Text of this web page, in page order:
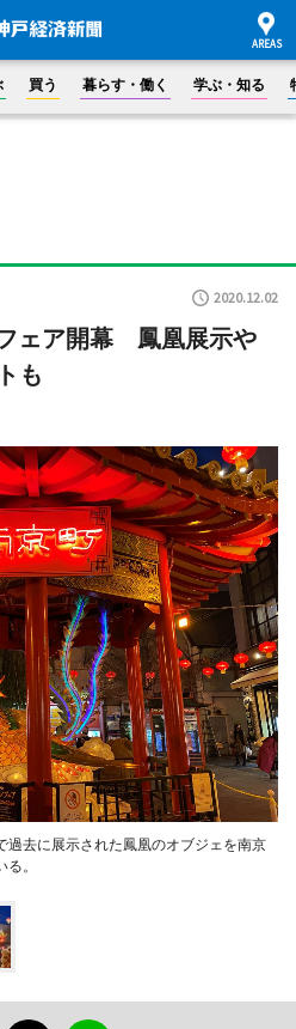
買う 暮らす・働く 学ぶ・知る
2020.12.02
ェア開幕 鳳凰展示や
も
過去に展示された鳳凰のオブジェを南京
。